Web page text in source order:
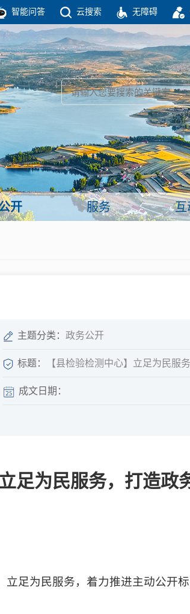
智能问答 云搜索 无障碍
理性法治 公开公平 友善和谐
新闻
政务要闻
视频新闻
开
政府开放日
开 服务 互
主题分类： 政务公开
标题： 【县检验检测中心】立足为民服
成文日期：
足为民服务，打造政
立足为民服务，着力推进主动公开